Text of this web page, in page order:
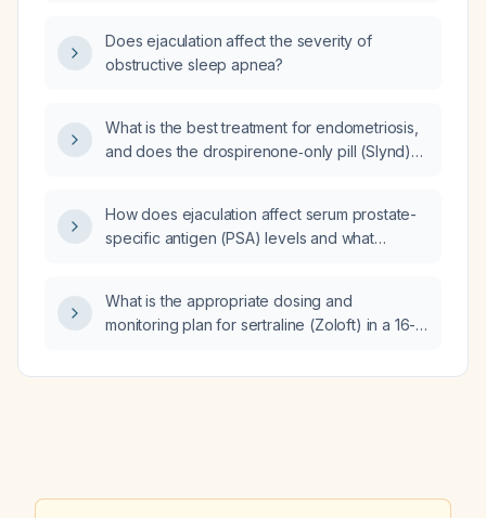
be performed regarding fluid resuscitation
volume and norepinephrine initiation?
Does ejaculation affect the severity of
obstructive sleep apnea?
What is the best treatment for endometriosis,
and does the drospirenone‑only pill (Slynd)
How does ejaculation affect serum prostate-
specific antigen (PSA) levels and what
What is the appropriate dosing and
monitoring plan for sertraline (Zoloft) in a 16-
depression?